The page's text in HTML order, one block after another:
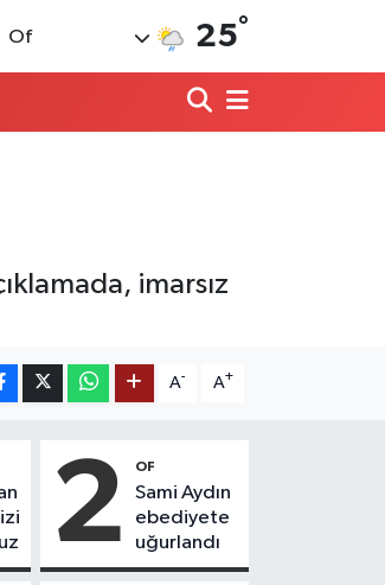
Of 25°
imarsız
A- A+
2 OF
Sami Aydın
ebediyete
uğurlandı